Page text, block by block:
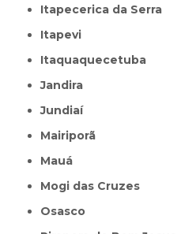
Itapecerica da Serra
Itapevi
Itaquaquecetuba
Jandira
Jundiaí
Mairiporã
Mauá
Mogi das Cruzes
Osasco